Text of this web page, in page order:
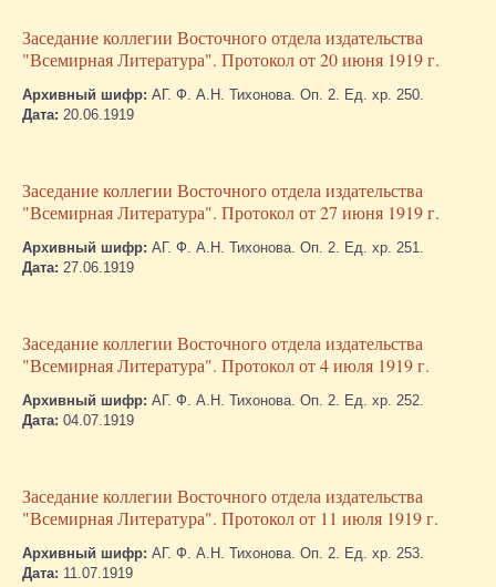
Заседание коллегии Восточного отдела издательства
"Всемирная Литература". Протокол от 20 июня 1919 г.
Архивный шифр: АГ. Ф. А.Н. Тихонова. Оп. 2. Ед. хр. 250.
Дата: 20.06.1919
Заседание коллегии Восточного отдела издательства
"Всемирная Литература". Протокол от 27 июня 1919 г.
Архивный шифр: АГ. Ф. А.Н. Тихонова. Оп. 2. Ед. хр. 251.
Дата: 27.06.1919
Заседание коллегии Восточного отдела издательства
"Всемирная Литература". Протокол от 4 июля 1919 г.
Архивный шифр: АГ. Ф. А.Н. Тихонова. Оп. 2. Ед. хр. 252.
Дата: 04.07.1919
Заседание коллегии Восточного отдела издательства
"Всемирная Литература". Протокол от 11 июля 1919 г.
Архивный шифр: АГ. Ф. А.Н. Тихонова. Оп. 2. Ед. хр. 253.
Дата: 11.07.1919